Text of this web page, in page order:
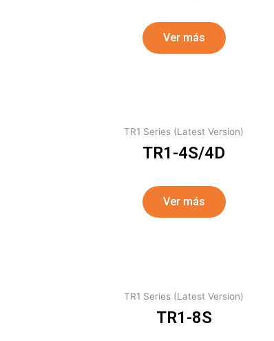
Ver más
TR1 Series (Latest Version)
TR1-4S/4D
Ver más
TR1 Series (Latest Version)
TR1-8S